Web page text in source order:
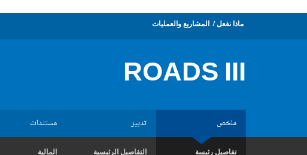
ماذا نفعل المشاريع والعمليات
ROADS III
ملخص تدبير مستندات
تفاصيل رئيسة التفاصيل الرئيسية المالية